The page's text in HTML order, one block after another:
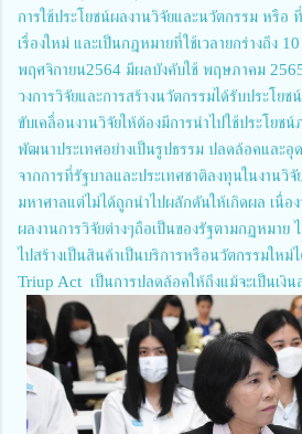
การใช้ประโยชน์ผลงานวิจัยและนวัตกรรม หรือ
เรื่องใหม่ และเป็นกฎหมายที่ใช้เวลายกร่างถึง
พฤศจิกายน2564 มีผลบังคับใช้ พฤษภาคม
วงการวิจัยและการสร้างนวัตกรรมได้รับประโยช
ขับเคลื่อนงานวิจัยให้ต้องมีการนำไปใช้ประโยชน์
พัฒนาประเทศอย่างเป็นรูปธรรม ปลดล้อคและอุ
จากการที่รัฐบาลและประเทศชาติลงทุนในงานวิ
มหาศาลแต่ไม่ได้ถูกนำไปผลักดันให้เกิดผล เนื่อ
ผลงานการวิจัยต่างๆถือเป็นของรัฐตามกฏหมาย
ไปสร้างเป็นสินค้าเป็นบริการหรือนวัตกรรมให
Triup Act เป็นการปลดล้อคให้ถึงแม้จะเป็นเงิน